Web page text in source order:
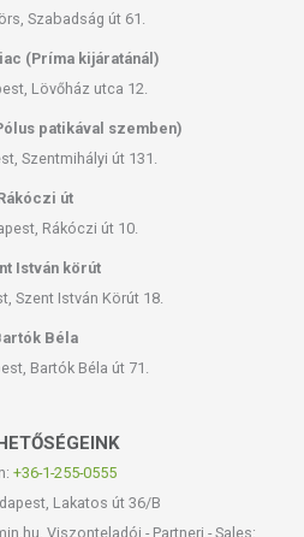
Szabadság út 61.
(Príma kijáratánál)
Lövőház utca 12.
patikával szemben)
Szentmihályi út 131.
út
Rákóczi út 10.
István körút
Szent István Körút 18.
Béla
Bartók Béla út 71.
+36-1-255-0555
Lakatos út 36/B
Viszonteladói - Partneri - Sales: